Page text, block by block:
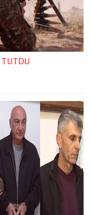
TUTDU